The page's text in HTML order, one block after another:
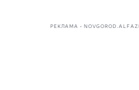
РЕКЛАМА •